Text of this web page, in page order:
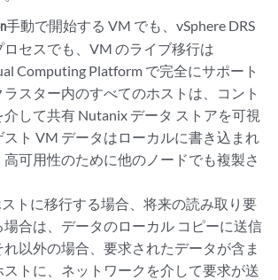
手動で開始する VM でも、vSphere DRS
ロセスでも、VM のライブ移行は
Computing Platform で完全にサポート
ラスター内のすべてのホストは、コント
介して共有 Nutanix データ ストアを可視
ト VM データはローカルに書き込まれ
高可用性のために他のノードでも複製さ
トに移行する場合、将来の読み取り要
合は、データのローカル コピーに送信
れ以外の場合、要求されたデータが含ま
ストに、ネットワークを介して要求が送